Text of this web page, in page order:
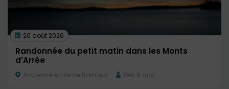
20 août 2026
Randonnée du petit matin dans les Monts
d’Arrée
Ancienne école de Botmeur Dès 8 ans